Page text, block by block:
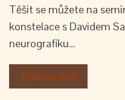
Těšit se můžete na
konstelace s Davidem
neurografiku…
Zobraz více